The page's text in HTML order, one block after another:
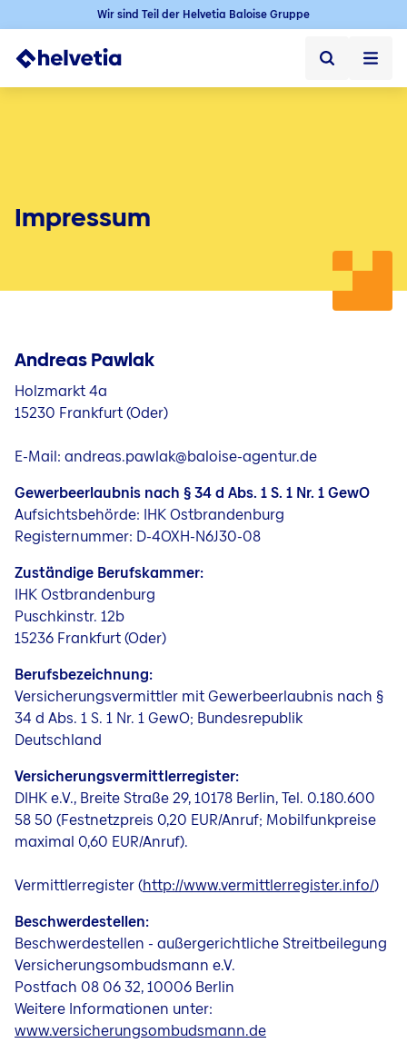
Wir sind Teil der Helvetia Baloise Gruppe
Über uns
Jobs
Impressum
Andreas Pawlak
Holzmarkt 4a
15230 Frankfurt (Oder)
E-Mail: andreas.pawlak@baloise-agentur.de
Gewerbeerlaubnis nach § 34 d Abs. 1 S. 1 Nr. 1 GewO
Aufsichtsbehörde: IHK Ostbrandenburg
Registernummer: D-4OXH-N6J30-08
Zuständige Berufskammer:
IHK Ostbrandenburg
Puschkinstr. 12b
15236 Frankfurt (Oder)
Berufsbezeichnung:
Versicherungsvermittler mit Gewerbeerlaubnis nach §
34 d Abs. 1 S. 1 Nr. 1 GewO; Bundesrepublik
Deutschland
Versicherungsvermittlerregister:
DIHK e.V., Breite Straße 29, 10178 Berlin, Tel. 0.180.600
58 50 (Festnetzpreis 0,20 EUR/Anruf; Mobilfunkpreise
maximal 0,60 EUR/Anruf).
Vermittlerregister (http://www.vermittlerregister.info/)
Beschwerdestellen:
Beschwerdestellen - außergerichtliche Streitbeilegung
Versicherungsombudsmann e.V.
Postfach 08 06 32, 10006 Berlin
Weitere Informationen unter:
www.versicherungsombudsmann.de